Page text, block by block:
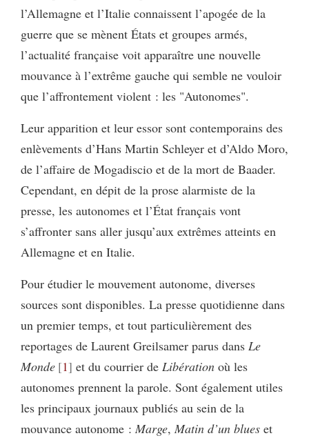
l’Allemagne et l’Italie connaissent l’apogée de la
guerre que se mènent États et groupes armés,
l’actualité française voit apparaître une nouvelle
mouvance à l’extrême gauche qui semble ne vouloir
que l’affrontement violent : les "Autonomes".
Leur apparition et leur essor sont contemporains des
enlèvements d’Hans Martin Schleyer et d’Aldo Moro,
de l’affaire de Mogadiscio et de la mort de Baader.
Cependant, en dépit de la prose alarmiste de la
presse, les autonomes et l’État français vont
s’affronter sans aller jusqu’aux extrêmes atteints en
Allemagne et en Italie.
Pour étudier le mouvement autonome, diverses
sources sont disponibles. La presse quotidienne dans
un premier temps, et tout particulièrement des
reportages de Laurent Greilsamer parus dans Le
Monde 1 et du courrier de Libérationoù les
autonomes prennent la parole. Sont également utiles
les principaux journaux publiés au sein de la
mouvance autonome : Marge, Matin d’un blues et